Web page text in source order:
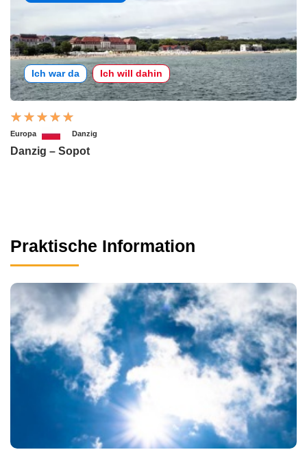
Ich war da Ich will dahin
Europa Danzig
Danzig – Sopot
Praktische Information